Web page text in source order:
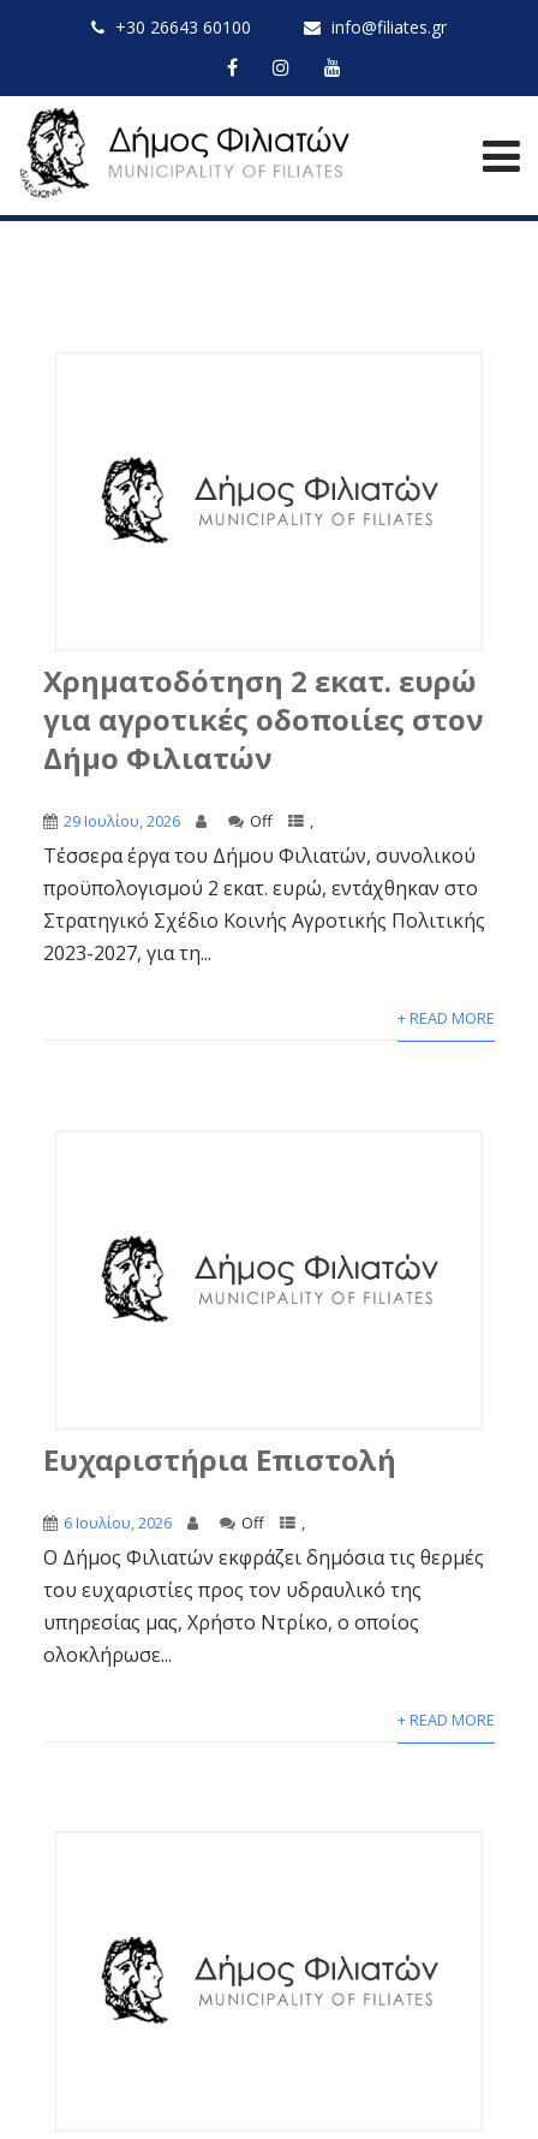
+30 26643 60100 info@filiates.gr
Χρηματοδότηση 2 εκατ. ευρώ
για αγροτικές οδοποιίες στον
Δήμο Φιλιατών
29 Ιουλίου, 2026 Off ,
Τέσσερα έργα του Δήμου Φιλιατών, συνολικού
προϋπολογισμού 2 εκατ. ευρώ, εντάχθηκαν στο
Στρατηγικό Σχέδιο Κοινής Αγροτικής Πολιτικής
2023-2027, για τη...
+ READ MORE
Ευχαριστήρια Επιστολή
6 Ιουλίου, 2026 Off ,
Ο Δήμος Φιλιατών εκφράζει δημόσια τις θερμές
του ευχαριστίες προς τον υδραυλικό της
υπηρεσίας μας, Χρήστο Ντρίκο, ο οποίος
ολοκλήρωσε...
+ READ MORE